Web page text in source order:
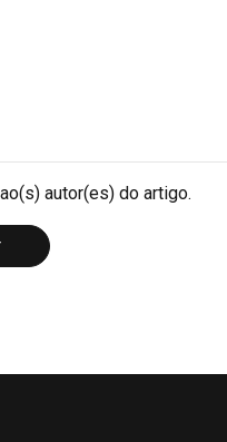
autor(es) do artigo.